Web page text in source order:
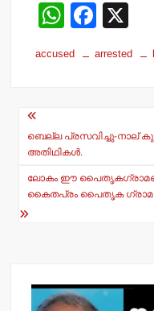
W
h
at
p
p
F
c
o
o
k
accused arrested
Post
navigation
ബെല്ല പ്രസവിച്ചു-നാല്
അതിഥികള്‍.
ലോകം ഈ
കൈതപ്രം പൈതൃക